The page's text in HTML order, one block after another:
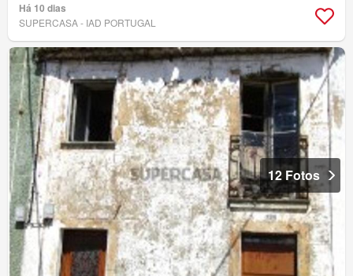
Há 10 dias
SUPERCASA - IAD PORTUGAL
12 Fotos